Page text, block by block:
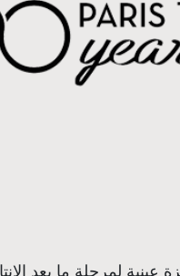
عينية لمرحلة ما بعد